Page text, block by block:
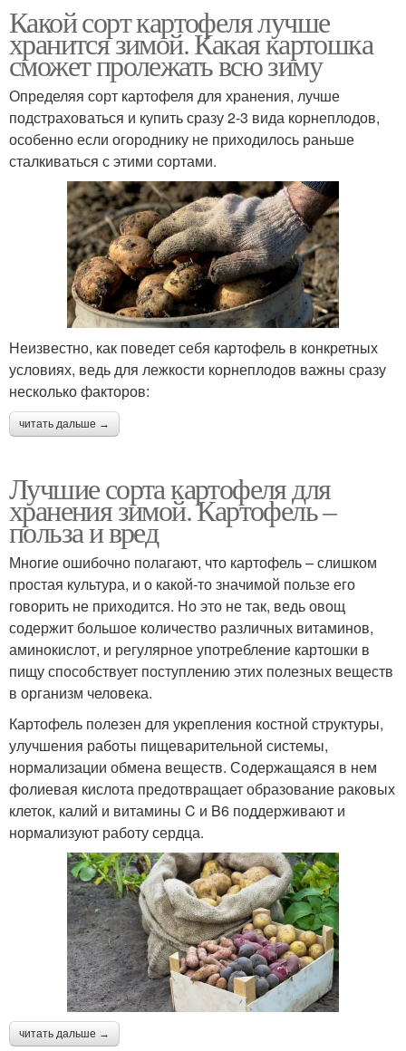
Какой сорт картофеля лучше
хранится зимой. Какая картошка
сможет пролежать всю зиму
Определяя сорт картофеля для хранения, лучше
подстраховаться и купить сразу 2-3 вида корнеплодов,
особенно если огороднику не приходилось раньше
сталкиваться с этими сортами.
Неизвестно, как поведет себя картофель в конкретных
условиях, ведь для лежкости корнеплодов важны сразу
несколько факторов:
читать дальше →
Лучшие сорта картофеля для
хранения зимой. Картофель –
польза и вред
Многие ошибочно полагают, что картофель – слишком
простая культура, и о какой-то значимой пользе его
говорить не приходится. Но это не так, ведь овощ
содержит большое количество различных витаминов,
аминокислот, и регулярное употребление картошки в
пищу способствует поступлению этих полезных веществ
в организм человека.
Картофель полезен для укрепления костной структуры,
улучшения работы пищеварительной системы,
нормализации обмена веществ. Содержащаяся в нем
фолиевая кислота предотвращает образование раковых
клеток, калий и витамины C и B6 поддерживают и
нормализуют работу сердца.
читать дальше →